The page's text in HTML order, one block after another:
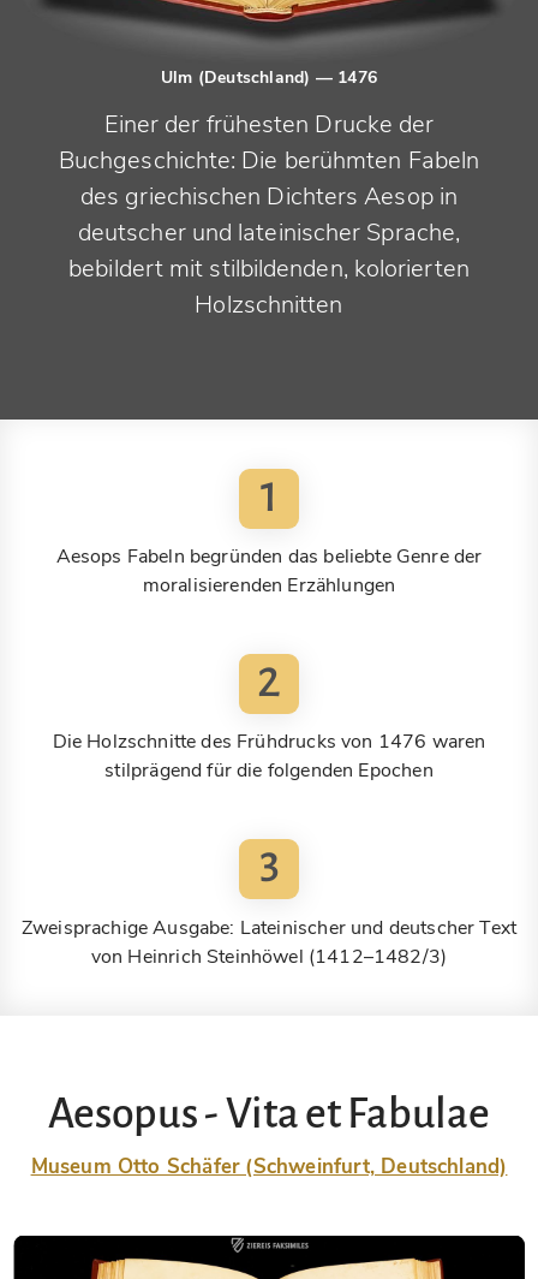
Ulm (Deutschland) — 1476
Einer der frühesten Drucke der
Buchgeschichte: Die berühmten Fabeln
des griechischen Dichters Aesop in
deutscher und lateinischer Sprache,
bebildert mit stilbildenden, kolorierten
Holzschnitten
1
Aesops Fabeln begründen das beliebte Genre der
moralisierenden Erzählungen
2
Die Holzschnitte des Frühdrucks von 1476 waren
stilprägend für die folgenden Epochen
3
Zweisprachige Ausgabe: Lateinischer und deutscher Text
von Heinrich Steinhöwel (1412–1482/3)
Aesopus - Vita et Fabulae
Museum Otto Schäfer (Schweinfurt, Deutschland)